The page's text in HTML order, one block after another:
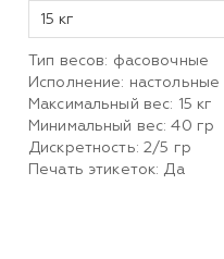
15 кг
Тип весов: фасовочные
Исполнение: настольные
Максимальный вес: 15 кг
Минимальный вес: 40 гр
Дискретность: 2/5 гр
Печать этикеток: Да